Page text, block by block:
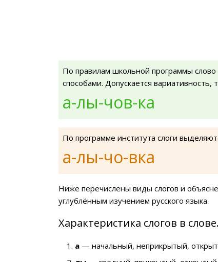
По правилам школьной программы
способами. Допускается
а-лы-чов-ка
По программе института слоги
а-лы-чо-вка
Ниже перечислены виды слогов и
углублённым изучением русского языка.
Характеристика слогов в слове.
а — начальный, неприкрытый,